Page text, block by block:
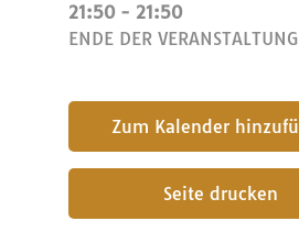
21:50 - 21:50
ENDE DER VERANSTALTUNG
Seite drucken